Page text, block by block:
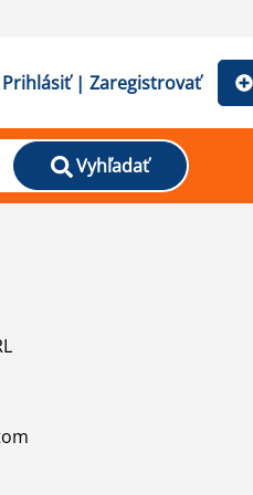
Prihlásiť | Zaregistrovať
Vyhľadať